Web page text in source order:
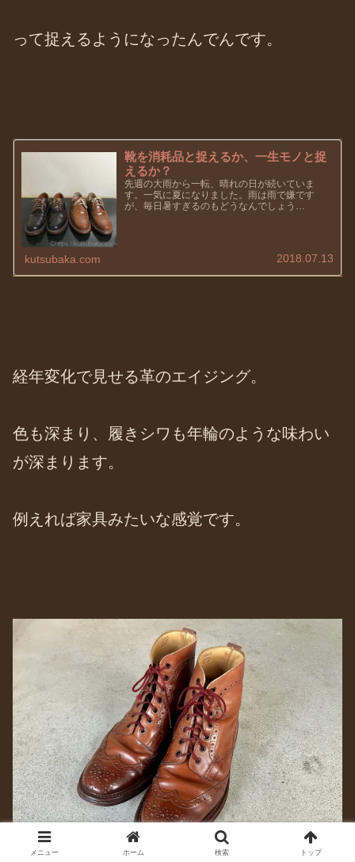
って捉えるようになったんでんです。
靴を消耗品と捉えるか、一生モノと捉
えるか？
先週の大雨から一転、晴れの日が続いていま
す。一気に夏になりました。雨は雨で嫌です
が、毎日暑すぎるのもどうなんでしょう
kutsubaka.com 2018.07.13
経年変化で見せる革のエイジング。
色も深まり、履きシワも年輪のような味わい
が深まります。
例えれば家具みたいな感覚です。
メニュー ホーム 検索 トップ